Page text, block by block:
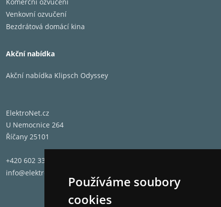
Používáme soubory
cookies
Venkovní ozvučení
Bezdrátová domácí kina
Akční nabídka
Akční nabídka Klipsch Odyssey
ElektroNet.cz
U Nemocnice 264
Říčany 25101
+420 602 331 662
info@elektronet.cz